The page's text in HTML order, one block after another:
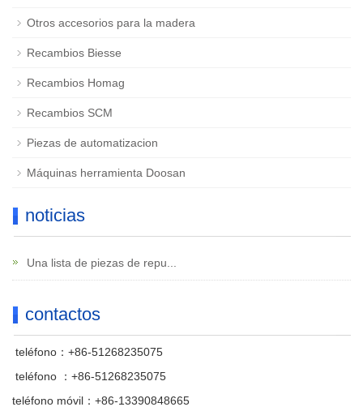
Otros accesorios para la madera
Recambios Biesse
Recambios Homag
Recambios SCM
Piezas de automatizacion
Máquinas herramienta Doosan
noticias
Una lista de piezas de repu...
contactos
teléfono：+86-51268235075
teléfono ：+86-51268235075
teléfono móvil：+86-13390848665